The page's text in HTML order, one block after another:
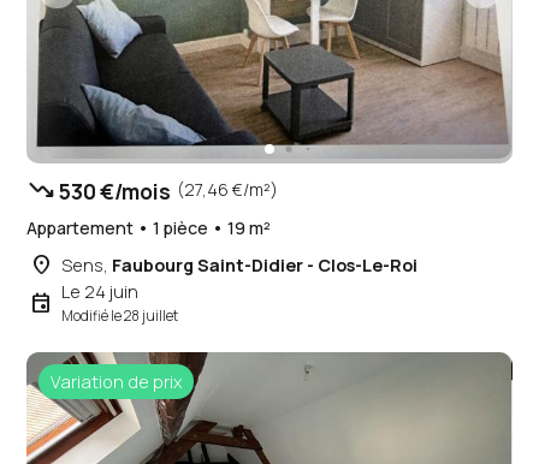
trending_down530 €/mois (27,46 €/m²)
Appartement • 1 pièce • 19 m²
place Sens, Faubourg Saint-Didier - Clos-Le-Roi
event Le 24 juin
Modifié le 28 juillet
Variation de prix